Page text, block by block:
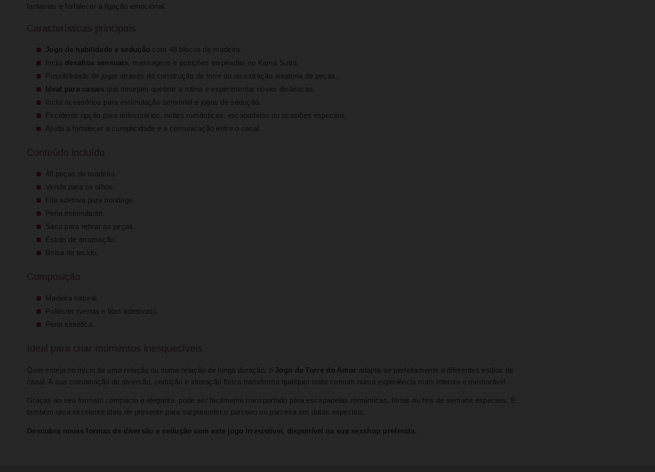
fantasias e fortalecer a ligação emocional.
Características principais
Jogo de habilidade e sedução com 48 blocos de madeira.
Inclui desafios sensuais, massagens e posições inspiradas no Kama Sutra.
Possibilidade de jogar através da construção da torre ou da extração aleatória de peças.
Ideal para casais que desejam quebrar a rotina e experimentar novas dinâmicas.
Inclui acessórios para estimulação sensorial e jogos de sedução.
Excelente opção para aniversários, noites românticas, escapadelas ou ocasiões especiais.
Ajuda a fortalecer a cumplicidade e a comunicação entre o casal.
Conteúdo incluído
48 peças de madeira.
Venda para os olhos.
Fita adesiva para bondage.
Pena estimulante.
Saco para retirar as peças.
Estojo de arrumação.
Bolsa de tecido.
Composição
Madeira natural.
Poliéster (venda e fitas adesivas).
Pena sintética.
Ideal para criar momentos inesquecíveis
Quer esteja no início de uma relação ou numa relação de longa duração, o Jogo da Torre do Amor adapta-se perfeitamente a diferentes estilos de
casal. A sua combinação de diversão, sedução e interação física transforma qualquer noite comum numa experiência mais intensa e memorável.
Graças ao seu formato compacto e elegante, pode ser facilmente transportado para escapadelas românticas, férias ou fins de semana especiais. É
também uma excelente ideia de presente para surpreender o parceiro ou parceira em datas especiais.
Descubra novas formas de diversão e sedução com este jogo irresistível, disponível na sua sexshop preferida.